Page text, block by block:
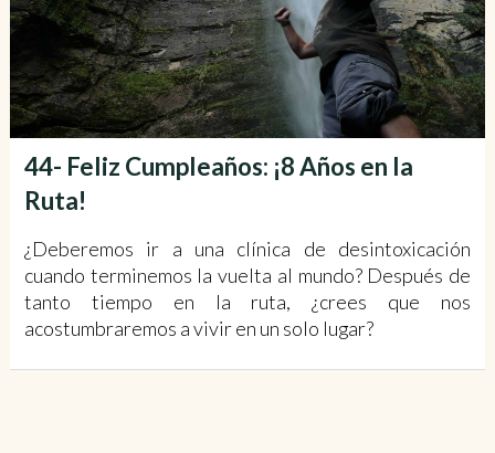
44- Feliz Cumpleaños: ¡8 Años en la
Ruta!
¿Deberemos ir a una clínica de desintoxicación
cuando terminemos la vuelta al mundo? Después de
tanto tiempo en la ruta, ¿crees que nos
acostumbraremos a vivir en un solo lugar?